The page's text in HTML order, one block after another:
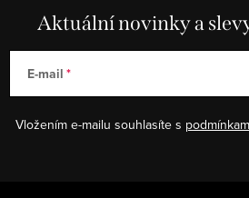
Aktuální novinky a
E-mail
Vložením e-mailu souhlasíte s